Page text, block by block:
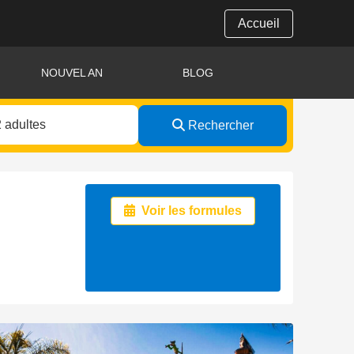
Accueil
NOUVEL AN BLOG
Rechercher
Voir les formules